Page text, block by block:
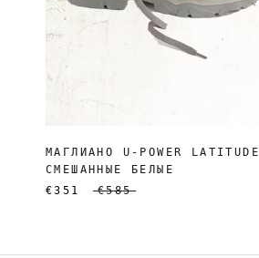
МАГЛИАНО U-POWER LATITUDE
СМЕШАННЫЕ БЕЛЫЕ
€351
€585